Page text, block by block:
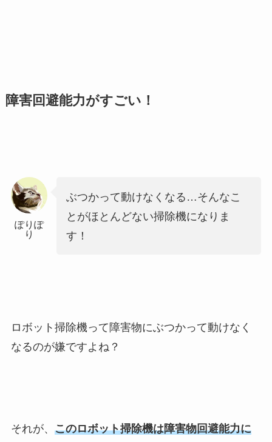
障害回避能力がすごい！
ぽりぽ
り
ぶつかって動けなくなる…そんなこ
とがほとんどない掃除機になりま
す！
ロボット掃除機って障害物にぶつかって動けなく
なるのが嫌ですよね？
それが、 このロボット掃除機は障害物回避能力に